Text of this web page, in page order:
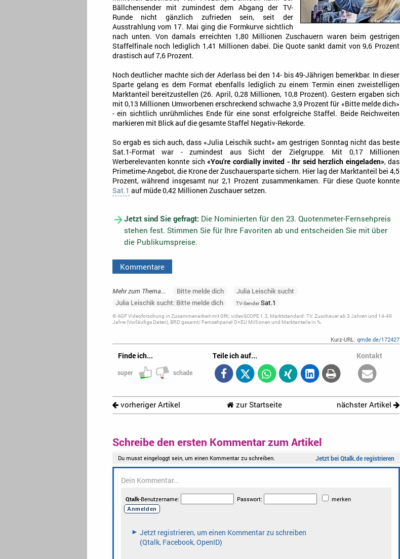
Bällchensender mit zumindest dem Abgang der TV-
Runde nicht gänzlich zufrieden sein, seit der
Ausstrahlung vom 17. Mai ging die Formkurve sichtlich
nach unten. Von damals erreichten 1,80 Millionen Zuschauern waren beim gestrigen
Staffelfinale noch lediglich 1,41 Millionen dabei. Die Quote sankt damit von 9,6 Prozent
drastisch auf 7,6 Prozent.
Noch deutlicher machte sich der Aderlass bei den 14- bis 49-Jährigen bemerkbar. In dieser
Sparte gelang es dem Format ebenfalls lediglich zu einem Termin einen zweistelligen
Marktanteil bereitzustellen (26. April, 0,28 Millionen, 10,8 Prozent). Gestern ergaben sich
mit 0,13 Millionen Umworbenen erschreckend schwache 3,9 Prozent für «Bitte melde dich»
- ein sichtlich unrühmliches Ende für eine sonst erfolgreiche Staffel. Beide Reichweiten
markieren mit Blick auf die gesamte Staffel Negativ-Rekorde.
So ergab es sich auch, dass «Julia Leischik sucht» am gestrigen Sonntag nicht das beste
Sat.1-Format war - zumindest aus Sicht der Zielgruppe. Mit 0,17 Millionen
Werberelevanten konnte sich«You're cordially invited - Ihr seid herzlich eingeladen», das
Primetime-Angebot, die Krone der Zuschauersparte sichern. Hier lag der Marktanteil bei 4,5
Prozent, während insgesamt nur 2,1 Prozent zusammenkamen. Für diese Quote konnte
Sat.1 auf müde 0,42 Millionen Zuschauer setzen.
Jetzt sind Sie gefragt:Die Nominierten für den 23. Quotenmeter-Fernsehpreis
stehen fest. Stimmen Sie für Ihre Favoriten ab und entscheiden Sie mit über
die Publikumspreise.
Kommentare
Mehr zum Thema... Bitte melde dich
Julia Leischik sucht
Julia Leischik sucht: Bitte melde dich
TV-SenderSat.1
© AGF Videoforschung in Zusammenarbeit mit GfK; videoSCOPE 1.3, Marktstandard: TV. Zuschauer ab 3 Jahren und 14-49
Jahre (Vorläufige Daten), BRD gesamt/ Fernsehpanel D+EU Millionen und Marktanteile in %.
Kurz-URL:qmde.de/172427
Finde ich...
super schade
Teile ich auf... Kontakt
vorheriger Artikel zur Startseite nächster Artikel
Schreibe den ersten Kommentar zum Artikel